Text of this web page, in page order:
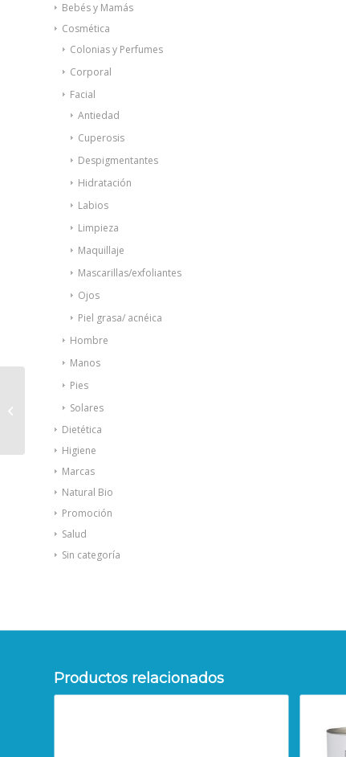
Bebés y Mamás
Cosmética
Colonias y Perfumes
Corporal
Facial
Antiedad
Cuperosis
Despigmentantes
Hidratación
Labios
Limpieza
Maquillaje
Mascarillas/exfoliantes
Ojos
Piel grasa/ acnéica
Hombre
Manos
Pies
Solares
Dietética
Higiene
Marcas
Natural Bio
Promoción
Salud
Sin categoría
Productos relacionados
Mi Rebotica crema